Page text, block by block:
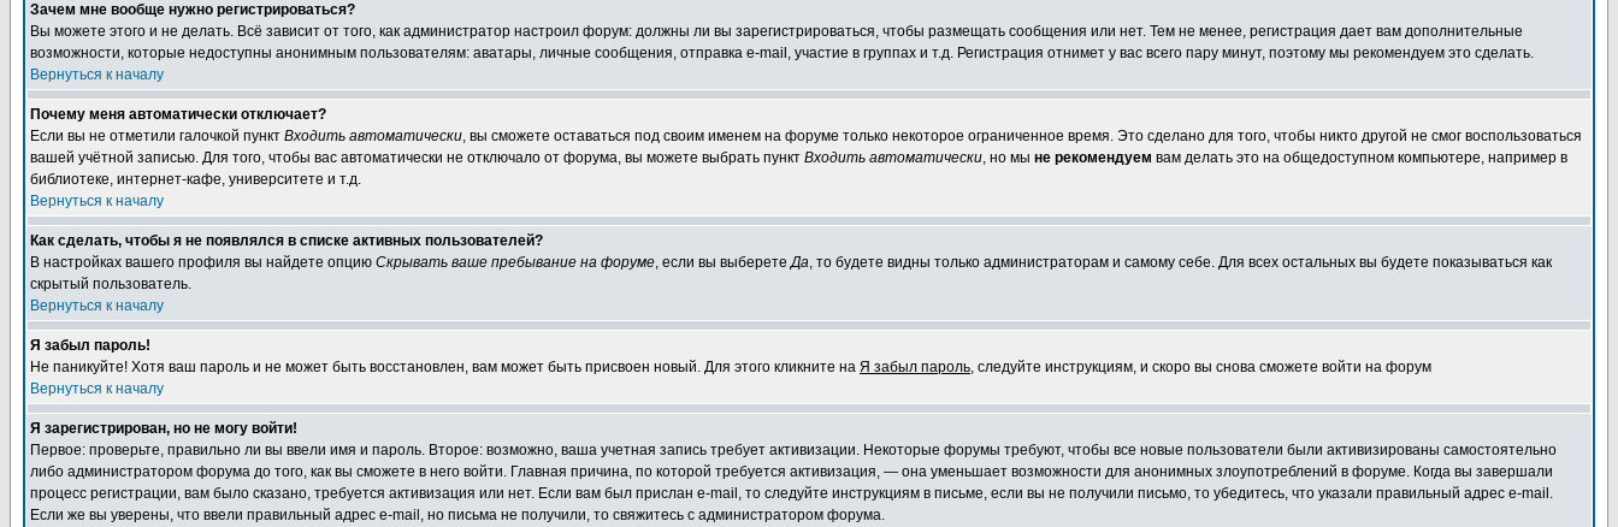
Зачем мне вообще нужно регистрироваться?
Вы можете этого и не делать. Всё зависит от того, как администратор настроил форум: должны ли вы зарегистрироваться, чтобы размещать сообщения или нет. Тем не менее, регистрация дает вам дополнительные
возможности, которые недоступны анонимным пользователям: аватары, личные сообщения, отправка e-mail, участие в группах и т.д. Регистрация отнимет у вас всего пару минут, поэтому мы рекомендуем это сделать.
Вернуться к началу
Почему меня автоматически отключает?
Если вы не отметили галочкой пункт Входить автоматически, вы сможете оставаться под своим именем на форуме только некоторое ограниченное время. Это сделано для того, чтобы никто другой не смог воспользоваться
вашей учётной записью. Для того, чтобы вас автоматически не отключало от форума, вы можете выбрать пункт Входить автоматически, но мы не рекомендуем вам делать это на общедоступном компьютере, например в
библиотеке, интернет-кафе, университете и т.д.
Вернуться к началу
Как сделать, чтобы я не появлялся в списке активных пользователей?
В настройках вашего профиля вы найдете опцию Скрывать ваше пребывание на форуме, если вы выберетеДа, то будете видны только администраторам и самому себе. Для всех остальных вы будете показываться как
скрытый пользователь.
Вернуться к началу
Я забыл пароль!
Не паникуйте! Хотя ваш пароль и не может быть восстановлен, вам может быть присвоен новый. Для этого кликните на Я забыл пароль, следуйте инструкциям, и скоро вы снова сможете войти на форум
Вернуться к началу
Я зарегистрирован, но не могу войти!
Первое: проверьте, правильно ли вы ввели имя и пароль. Второе: возможно, ваша учетная запись требует активизации. Некоторые форумы требуют, чтобы все новые пользователи были активизированы самостоятельно
либо администратором форума до того, как вы сможете в него войти. Главная причина, по которой требуется активизация, — она уменьшает возможности для анонимных злоупотреблений в форуме. Когда вы завершали
процесс регистрации, вам было сказано, требуется активизация или нет. Если вам был прислан e-mail, то следуйте инструкциям в письме, если вы не получили письмо, то убедитесь, что указали правильный адрес e-mail.
Если же вы уверены, что ввели правильный адрес e-mail, но письма не получили, то свяжитесь с администратором форума.